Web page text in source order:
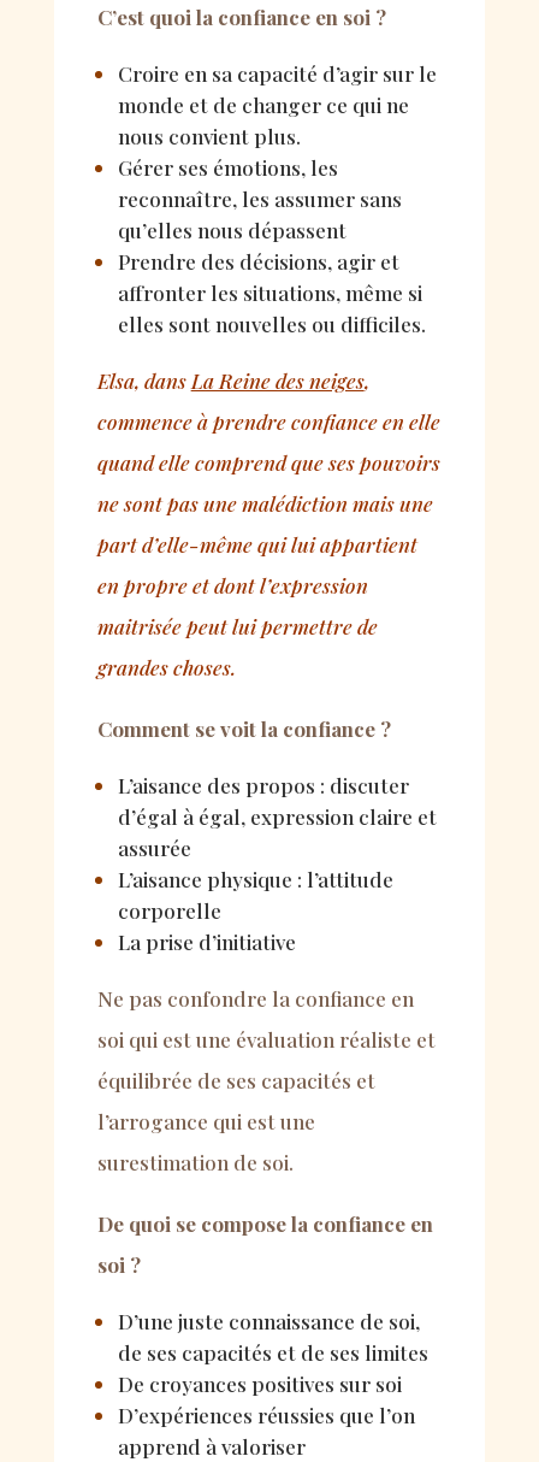
C’est quoi la confiance en soi ?
Croire en sa capacité d’agir sur le
monde et de changer ce qui ne
nous convient plus.
Gérer ses émotions, les
reconnaître, les assumer sans
qu’elles nous dépassent
Prendre des décisions, agir et
affronter les situations, même si
elles sont nouvelles ou difficiles.
Elsa, dans La Reine des neiges,
commence à prendre confiance en elle
quand elle comprend que ses pouvoirs
ne sont pas une malédiction mais une
part d’elle-même qui lui appartient
en propre et dont l’expression
maitrisée peut lui permettre de
grandes choses.
Comment se voit la confiance ?
L’aisance des propos : discuter
d’égal à égal, expression claire et
assurée
L’aisance physique : l’attitude
corporelle
La prise d’initiative
Ne pas confondre la confiance en
soi qui est une évaluation réaliste et
équilibrée de ses capacités et
l’arrogance qui est une
surestimation de soi.
De quoi se compose la confiance en
soi ?
D’une juste connaissance de soi,
de ses capacités et de ses limites
De croyances positives sur soi
D’expériences réussies que l’on
apprend à valoriser